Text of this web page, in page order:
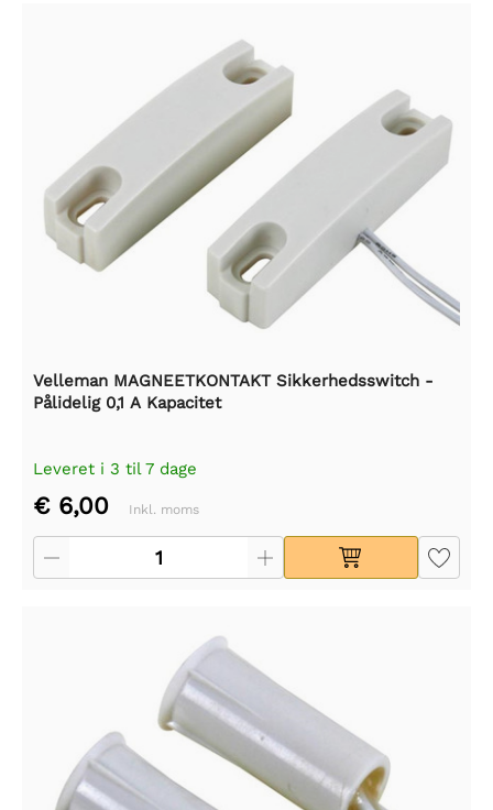
Velleman MAGNEETKONTAKT Sikkerhedsswitch -
Pålidelig 0,1 A Kapacitet
Leveret i 3 til 7 dage
€ 6,00 Inkl. moms